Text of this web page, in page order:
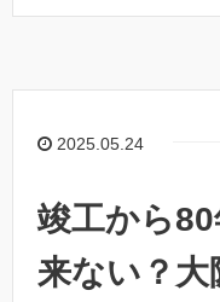
2025.05.24
竣工から
来ない？